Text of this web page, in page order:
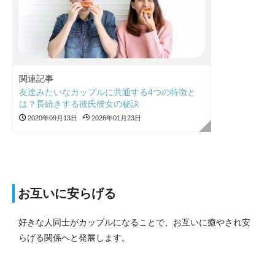
関連記事
友達みたいなカップルに共通する4つの特徴と
は？長続きする彼氏彼女の秘訣
2020年09月13日 2026年01月23日
お互いに安らげる
好きな人同士がカップルになることで、お互いに癒やされ安
らげる関係へと発展します。